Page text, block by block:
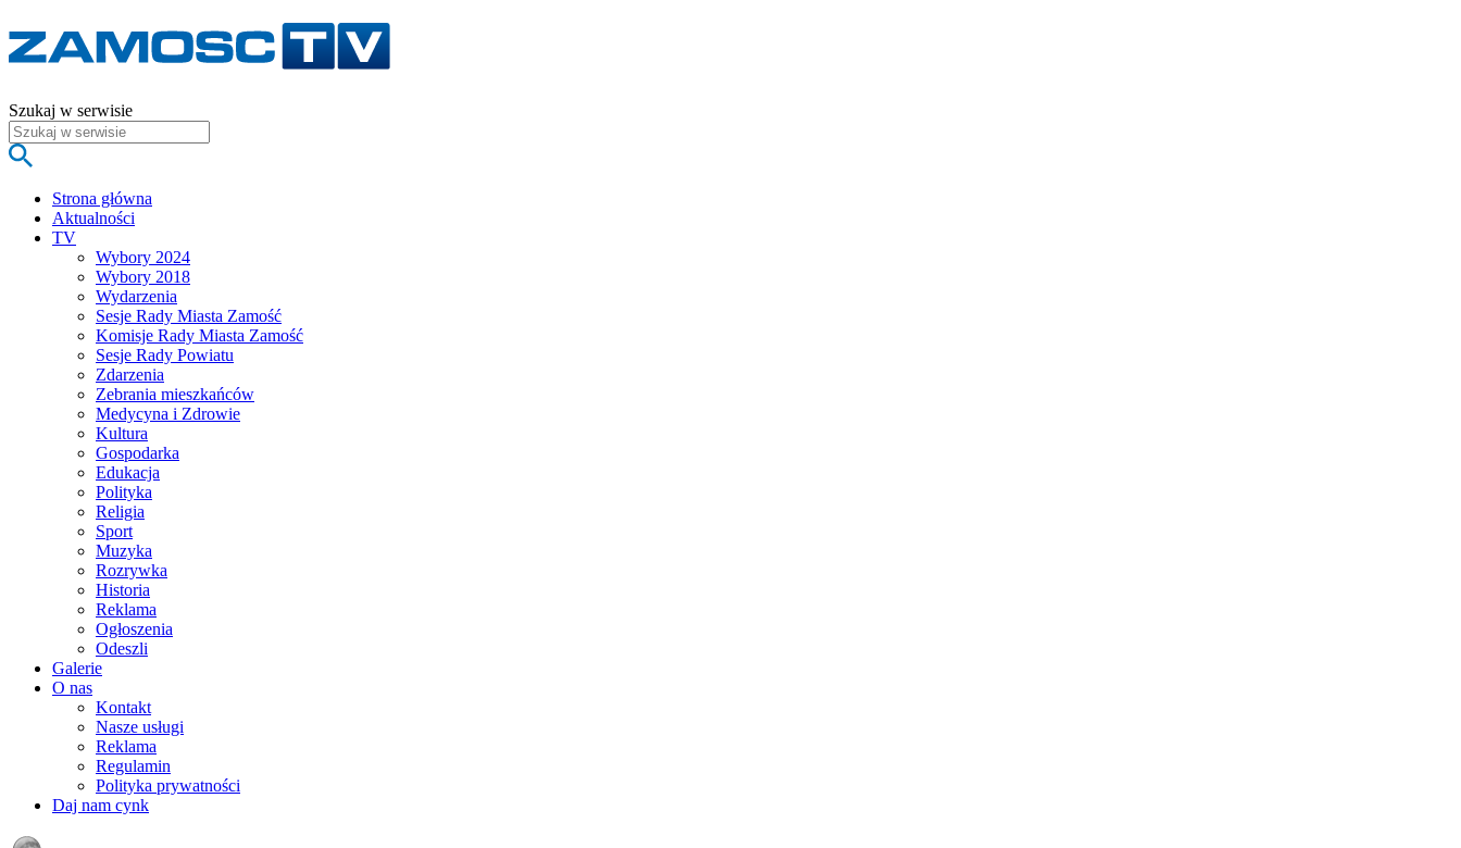
Szukaj w serwisie
Strona główna
Aktualności
TV
Wybory 2024
Wybory 2018
Wydarzenia
Sesje Rady Miasta Zamość
Komisje Rady Miasta Zamość
Sesje Rady Powiatu
Zdarzenia
Zebrania mieszkańców
Medycyna i Zdrowie
Kultura
Gospodarka
Edukacja
Polityka
Religia
Sport
Muzyka
Rozrywka
Historia
Reklama
Ogłoszenia
Odeszli
Galerie
O nas
Kontakt
Nasze usługi
Reklama
Regulamin
Polityka prywatności
Daj nam cynk